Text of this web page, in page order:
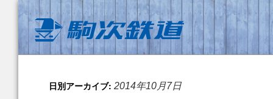
日別アーカイブ: 2014年10月7日